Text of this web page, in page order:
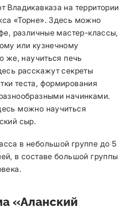
Владикавказа на территории
«Торне». Здесь можно
различные мастер-классы,
или кузнечному
же, научиться печь
расскажут секреты
теста, формирования
начинками.
можно научиться
сыр.
в небольшой группе до 5
в составе большой группы
«Аланский